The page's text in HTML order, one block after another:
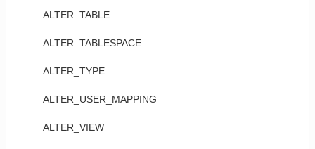
ALTER_TABLE
ALTER_TABLESPACE
ALTER_TYPE
ALTER_USER_MAPPING
ALTER_VIEW